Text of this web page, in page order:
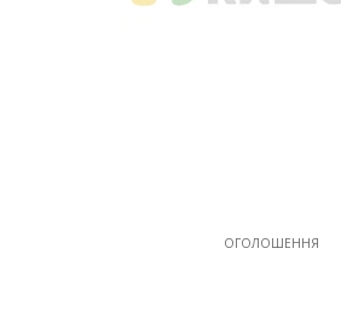
ОГОЛОШЕННЯ